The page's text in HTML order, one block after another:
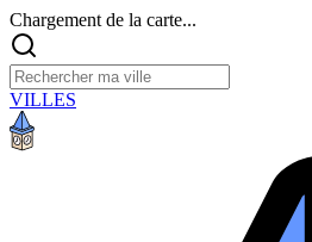
Chargement de la carte...
VILLES